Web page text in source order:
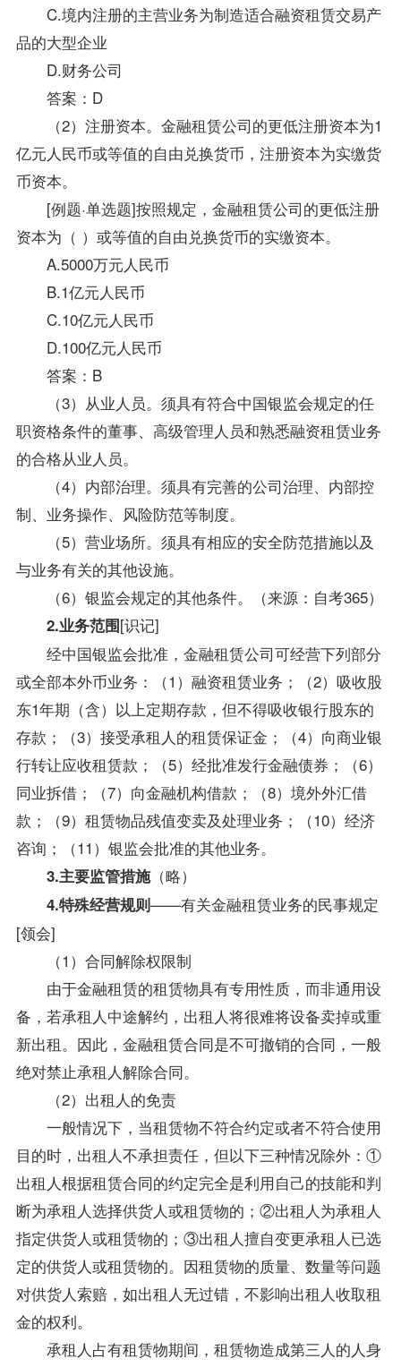
C.境内注册的主营业务为制造适合融资租赁交易产
品的大型企业
D.财务公司
答案 ：D
（2）注册资本。金融租赁公司的更低注册资本为1
亿元人民币或等值的自由兑换货币，注册资本为实缴货
币资本。
[例题·单选题]按照规定，金融租赁公司的更低注册
资本为（ ）或等值的自由兑换货币的实缴资本。
A.5000万元人民币
B.1亿元人民币
C.10亿元人民币
D.100亿元人民币
答案：B
（3）从业人员。须具有符合中国银监会规定的任
职资格条件的董事、高级管理人员和熟悉融资租赁业务
的合格从业人员。
（4）内部治理。须具有完善的公司治理、内部控
制、业务操作、风险防范等制度。
（5）营业场所。须具有相应的安全防范措施以及
与业务有关的其他设施。
（6）银监会规定的其他条件。（来源：自考365）
2.业务范围[识记]
经中国银监会批准，金融租赁公司可经营下列部分
或全部本外币业务：（1）融资租赁业务；（2）吸收股
东1年期（含）以上定期存款，但不得吸收银行股东的
存款；（3）接受承租人的租赁保证金；（4）向商业银
行转让应收租赁款；（5）经批准发行金融债券；（6）
同业拆借；（7）向金融机构借款；（8）境外外汇借
款；（9）租赁物品残值变卖及处理业务；（10）经济
咨询；（11）银监会批准的其他业务。
3.主要监管措施（略）
4.特殊经营规则——有关金融租赁业务的民事规定
[领会]
（1）合同解除权限制
由于金融租赁的租赁物具有专用性质，而非通用设
备，若承租人中途解约，出租人将很难将设备卖掉或重
新出租。因此，金融租赁合同是不可撤销的合同，一般
绝对禁止承租人解除合同。
（2）出租人的免责
一般情况下，当租赁物不符合约定或者不符合使用
目的时，出租人不承担责任，但以下三种情况除外：①
出租人根据租赁合同的约定完全是利用自己的技能和判
断为承租人选择供货人或租赁物的；②出租人为承租人
指定供货人或租赁物的；③出租人擅自变更承租人已选
定的供货人或租赁物的。因租赁物的质量、数量等问题
对供货人索赔，如出租人无过错，不影响出租人收取租
金的权利。
承租人占有租赁物期间，租赁物造成第三人的人身